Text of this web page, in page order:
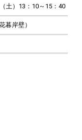
土）13：10～15：40
岸壁）